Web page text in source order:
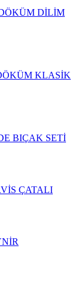
DİLİM
KLASİK
BIÇAK SETİ
ÇATALI